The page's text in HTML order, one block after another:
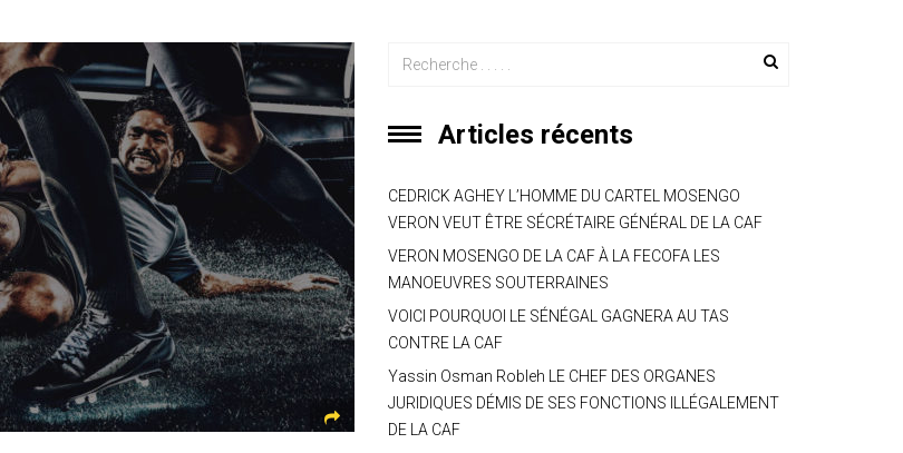
Articles récents
CEDRICK AGHEY L’HOMME DU CARTEL MOSENGO
VERON VEUT ÊTRE SÉCRÉTAIRE GÉNÉRAL DE LA CAF
VERON MOSENGO DE LA CAF À LA FECOFA LES
MANOEUVRES SOUTERRAINES
VOICI POURQUOI LE SÉNÉGAL GAGNERA AU TAS
CONTRE LA CAF
Yassin Osman Robleh LE CHEF DES ORGANES
JURIDIQUES DÉMIS DE SES FONCTIONS ILLÉGALEMENT
DE LA CAF